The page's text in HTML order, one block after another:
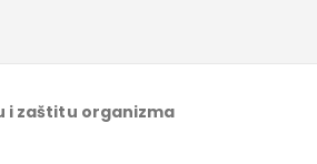
i zaštitu organizma